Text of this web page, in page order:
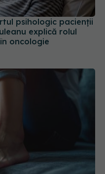
explică rolul
oncologie